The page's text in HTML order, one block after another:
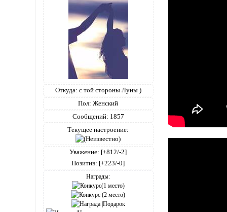
Откуда: с той стороны Луны )
Пол: Женский
Сообщений: 1857
Текущее настроение:
Уважение: [+812/-2]
Позитив: [+223/-0]
Награды: